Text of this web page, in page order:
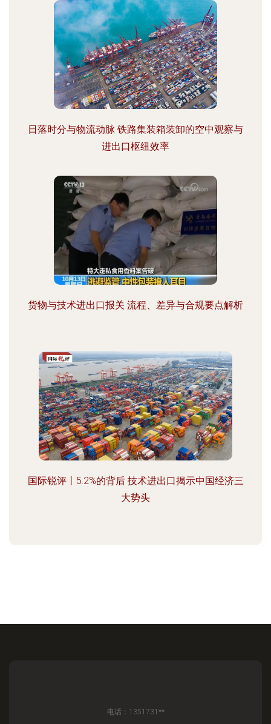
日落时分与物流动脉 铁路集装箱装卸的空中观察与
进出口枢纽效率
货物与技术进出口报关 流程、差异与合规要点解析
国际锐评丨5.2%的背后 技术进出口揭示中国经济三
大势头
电话：1351731**